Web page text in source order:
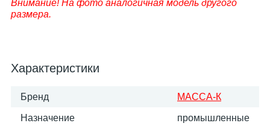
Внимание! На фото аналогичная модель другого
размера.
Характеристики
Бренд МАССА-К
Назначение промышленные